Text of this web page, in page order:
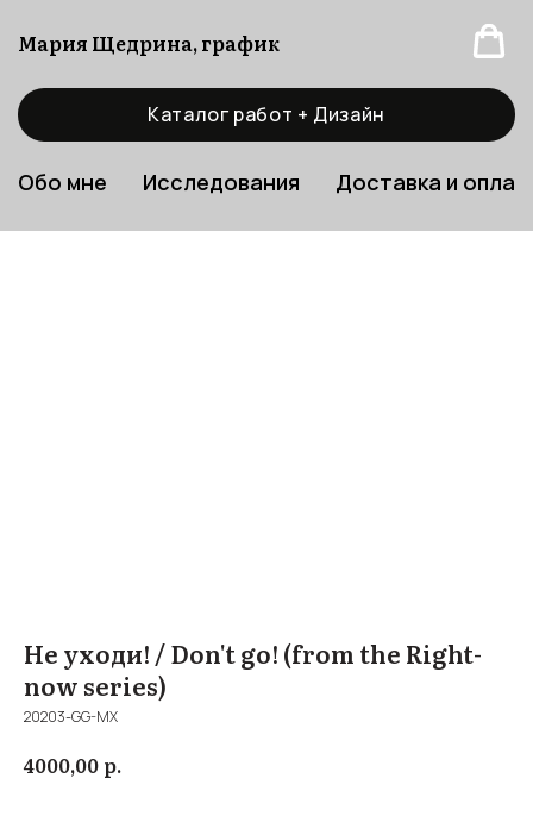
Мария Щедрина, график
Каталог работ + Дизайн
Обо мне Исследования Доставка и
Не уходи! / Don't go! (from the Right-
now series)
20203-GG-MX
4000,00 р.